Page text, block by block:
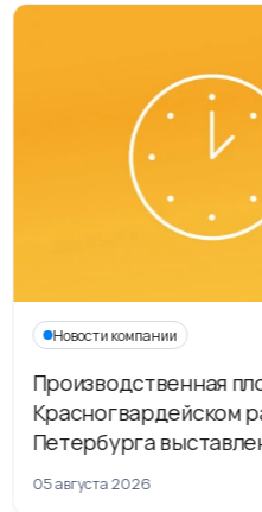
Новости компании
Производственная
Красногвардейском
Петербурга
рамках приватизации
05 августа 2026